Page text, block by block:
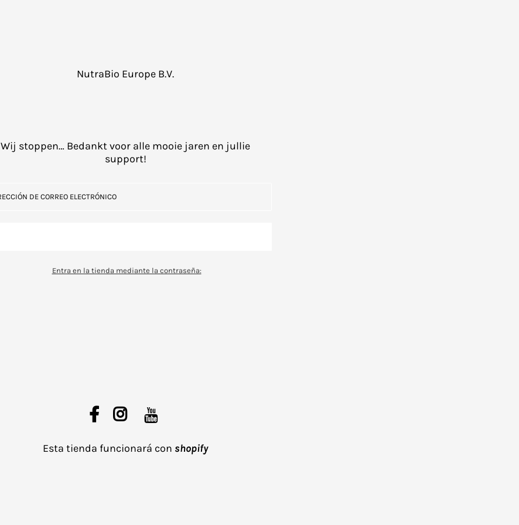
NutraBio Europe B.V.
Wij stoppen… Bedankt voor alle mooie jaren en jullie
support!
Entra en la tienda mediante la contraseña:
Esta tienda funcionará con shopify